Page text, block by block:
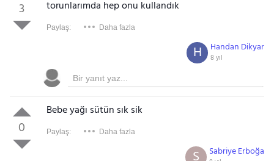
3
torunlarımda hep onu kullandık
Paylaş: Daha fazla
Handan Dikyar
8 yıl
H
0
Bebe yağı sütün sık sik
Paylaş: Daha fazla
Sabriye Erboğa